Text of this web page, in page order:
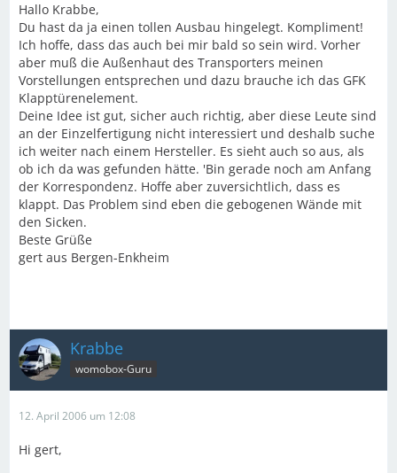
Hallo Krabbe,
Du hast da ja einen tollen Ausbau hingelegt. Kompliment!
Ich hoffe, dass das auch bei mir bald so sein wird. Vorher
aber muß die Außenhaut des Transporters meinen
Vorstellungen entsprechen und dazu brauche ich das GFK
Klapptürenelement.
Deine Idee ist gut, sicher auch richtig, aber diese Leute sind
an der Einzelfertigung nicht interessiert und deshalb suche
ich weiter nach einem Hersteller. Es sieht auch so aus, als
ob ich da was gefunden hätte. 'Bin gerade noch am Anfang
der Korrespondenz. Hoffe aber zuversichtlich, dass es
klappt. Das Problem sind eben die gebogenen Wände mit
den Sicken.
Beste Grüße
gert aus Bergen-Enkheim
Krabbe
womobox-Guru
12. April 2006 um 12:08
Hi gert,